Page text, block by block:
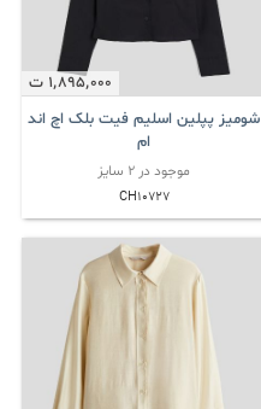
1٬895٬000 ت
شومیز پپلین اسلیم فیت بلک اچ اند
ام
موجود در 2 سایز
CH10727